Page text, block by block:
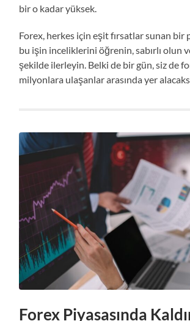
bir o kadar yüksek.
Forex, herkes için eşit fırsatlar sunan bir
bu işin inceliklerini öğrenin, sabırlı olun
şekilde ilerleyin. Belki de bir gün, siz de
milyonlara ulaşanlar arasında yer
Forex Piyasasında